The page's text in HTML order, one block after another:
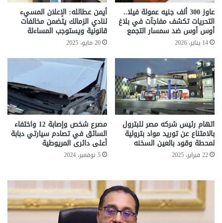
عاوز 300 ألف جنيه عمولة فيلا..
التحريات تكشف مفاجآت في بلاغ
أوس أوس ضد سمسار التجمع
14 يناير، 2026
أيمن عطالله: الإعلان المسيء
لنادي الزمالك يتضمن مخالفات
قانونية ويستوجب المساءلة
20 مايو، 2025
اتهام رئيس شركه مصر للبترول
بالامتناع عن توريد مواد بترولية
لمحطة وقود بالعين السخنه
22 فبراير، 2025
مصرع شخص وإصابة 12 واختفاء
السائق في تصادم سيارتي دبابة
أعلى دائرى المريوطية
5 نوفمبر، 2024
تحركات
حكومية
لحسم
قانون
..